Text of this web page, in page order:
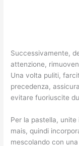
Successivamente,
attenzione,
Una volta puliti,
precedenza,
evitare fuoriuscite
Per la pastella, unite
mais, quindi
mescolando con